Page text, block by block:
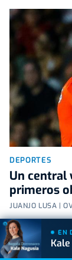
DEPORTES
Un central
primeros
JUANJO LUSA |
EN